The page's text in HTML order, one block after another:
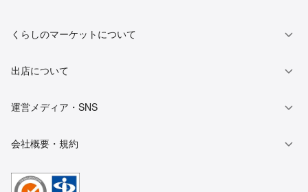
くらしのマーケットについて
出店について
運営メディア・SNS
会社概要・規約